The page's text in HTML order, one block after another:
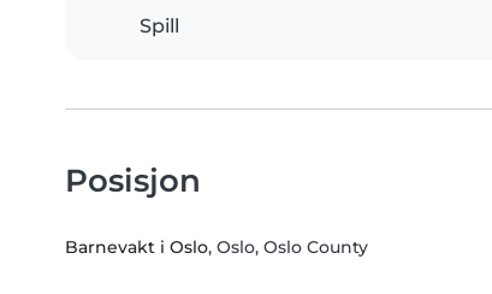
Spill
Posisjon
Barnevakt i Oslo, Oslo, Oslo County